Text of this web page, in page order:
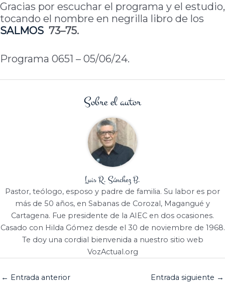
Gracias por escuchar el programa y el estudio,
tocando el nombre en negrilla libro de los
SALMOS 73–75.
Programa 0651 – 05/06/24.
Sobre el autor
Luis R. Sánchez B.
Pastor, teólogo, esposo y padre de familia. Su labor es por
más de 50 años, en Sabanas de Corozal, Magangué y
Cartagena. Fue presidente de la AIEC en dos ocasiones.
Casado con Hilda Gómez desde el 30 de noviembre de 1968.
Te doy una cordial bienvenida a nuestro sitio web
VozActual.org
← Entrada anterior Entrada siguiente →